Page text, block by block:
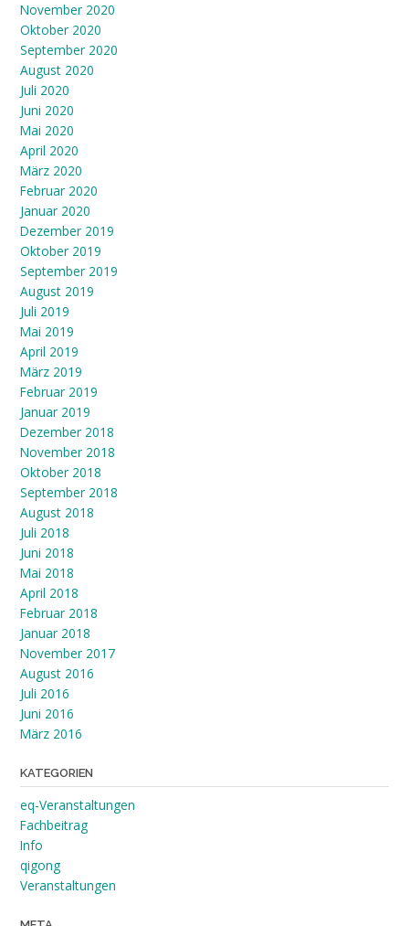
November 2020
Oktober 2020
September 2020
August 2020
Juli 2020
Juni 2020
Mai 2020
April 2020
März 2020
Februar 2020
Januar 2020
Dezember 2019
Oktober 2019
September 2019
August 2019
Juli 2019
Mai 2019
April 2019
März 2019
Februar 2019
Januar 2019
Dezember 2018
November 2018
Oktober 2018
September 2018
August 2018
Juli 2018
Juni 2018
Mai 2018
April 2018
Februar 2018
Januar 2018
November 2017
August 2016
Juli 2016
Juni 2016
März 2016
KATEGORIEN
eq-Veranstaltungen
Fachbeitrag
Info
qigong
Veranstaltungen